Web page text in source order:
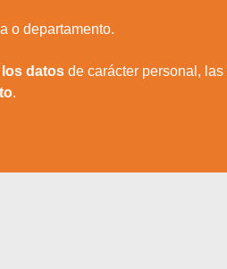
o departamento.
datosde carácter personal,
.